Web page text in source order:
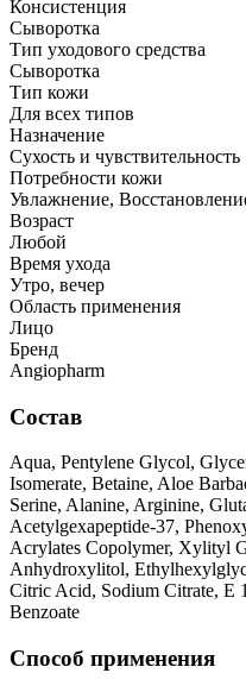
Консистенция
Сыворотка
Тип уходового средства
Сыворотка
Тип кожи
Для всех типов
Назначение
Сухость и чувствительность
Потребности кожи
Увлажнение,
Возраст
Любой
Время ухода
Утро, вечер
Область применения
Лицо
Бренд
Angiopharm
Состав
Aqua, Pentylene Glycol,
Isomerate, Betaine, Aloe
Serine, Alanine, Arginine,
Acetylgexapeptide-37,
Acrylates Copolymer, Xylityl
Anhydroxylitol,
Citric Acid, Sodium Citrate, E
Benzoate
Способ применения